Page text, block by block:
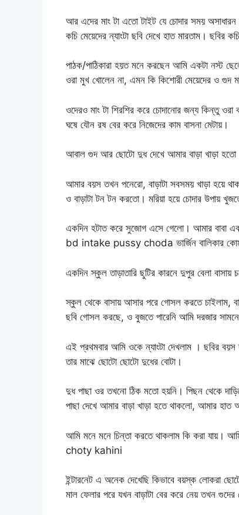
আর এদের মাং টা এতো টাইট যে চোদার সময়
কচি মেয়েদের ন্যাংটা ছবি দেখে হাত মারতাম।
পাঠক/পাঠিকারা হয়ত মনে করছেন আমি একটা নস্ট
ওরা মুখ খোলেন না, এমন কি কিশোরী মেয়েদের ও গুদ
ওদেরও মাং টা শিরশির করে চোদানোর জন্য কিন্তু
ঘষে যৌন রষ বের করে নিজেদের কাম বাসনা মেটায়।
আবাল গুদ আর ছোটো দুধ দেখে আমার বাড়া খাড়া
আমার বয়স তখন পনেরো, বাড়াটা সবসময় খাড়া হয়ে
ও বাড়াটা টন টন করতো। মরিয়া হয়ে চোদার
একদিন হটাত করে সুজোগ এসে গেলো। আমার বাবা
bd intake pussy choda ভার্জিন বালিকার
একদিন স্কুল তাড়াতারি ছুটির কারনে দুপুর বেলা
স্কুল থেকে বাসায় আসার পরে গোসল করতে চাইলাম,
ছবি গোসল করছে, ও বুজতে পারেনি আমি দরজার
এই প্রথমবার আমি ওকে ন্যাংটা দেখলাম । ছবির
তার মাঝে ছোটো ছোটো দুধের বোটা।
দুধ পাছা ওর তখনো ঠিক মতো হয়নি। পিছন থেকে
পাছা দেখে আমার বাড়া খাড়া হতে থাকলো, আমার হাত
আমি মনে মনে চিন্তা করতে থাকলাম কি করা যায়।
choty kahini
ইন্টারনেট এ অনেক দেখেছি কিভাবে বয়স্ক লোকরা
মাল ফেলার পরে যখন বাড়াটা বের করে নেয় তখন